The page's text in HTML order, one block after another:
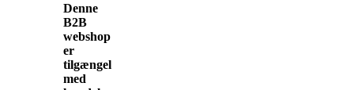
Denne
B2B
webshop
er
tilgængelig
med